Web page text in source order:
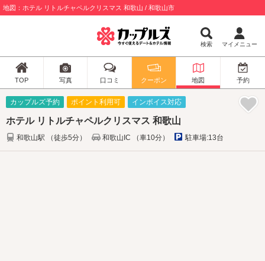
地図：ホテル リトルチャペルクリスマス 和歌山 / 和歌山市
検索 マイメニュー
TOP 写真 口コミ クーポン 地図 予約
カップルズ予約 ポイント利用可 インボイス対応
ホテル リトルチャペルクリスマス 和歌山
和歌山駅 （徒歩5分） 和歌山IC （車10分） 駐車場:13台